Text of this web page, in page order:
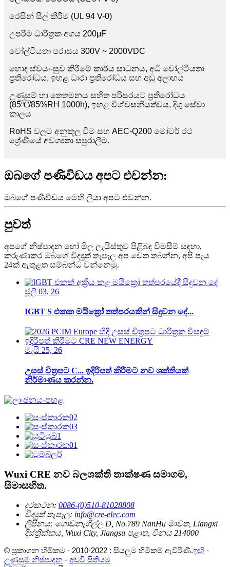
රෙසින් සීල් කිරීම (UL 94 V-0)
උපරිම ධාරිත්‍රක අගය 200μF
වෝල්ටීයතා පරාසය 300V ~ 2000VDC
හොඳ ස්වයං-සුව කිරීමේ කාර්ය සාධනය, අධි වෝල්ටීයතා
ප්‍රතිරෝධය, ඉහළ ධාරා ප්‍රතිරෝධය සහ අඩු අලාභය
උණුසුම් හා තෙතමනය සහිත පරිසරයට ප්‍රතිරෝධය
(85℃/85%RH 1000h), ඉහළ විශ්වසනීයත්වය, දිගු සේවා
කාලය
RoHS වලට අනුකූල වීම සහ AEC-Q200 මෝටර් රථ
ශ්‍රේණියේ අවශ්‍යතා සපුරාලීම.
ඔබගේ පණිවිඩය අපට එවන්න:
ඔබගේ පණිවිඩය මෙහි ලියා අපට එවන්න.
පුවත්
අපගේ නිෂ්පාදන හෝ මිල ලැයිස්තුව පිළිබඳ විමසීම් සඳහා,
කරුණාකර ඔබගේ විද්‍යුත් තැපෑල අප වෙත තබන්න, අපි පැය
24ක් ඇතුළත සම්බන්ධ වන්නෙමු.
ජූලි 03, 26
IGBT S එකක මයික්‍රෝ තත්පරයකින් සිදුවන දේ...
මැයි 25, 26
උසස් චිත්‍රපට C... ඉදිරිපත් කිරීමට නව ශක්තියක්
නිර්මාණය කරන්න.
Wuxi CRE නව බලශක්ති තාක්ෂණ සමාගම,
සීමාසහිත.
දුරකථන: 0086-(0)510-81028808
විද්‍යුත් තැපෑල: info@cre-elec.com
ලිපිනය: ගොඩනැගිල්ල D, No.789 NanHu මාවත, Liangxi
දිස්ත්‍රික්කය, Wuxi City, Jiangsu පළාත, චීනය 214000
© ප්‍රකාශන හිමිකම - 2010-2022 : සියලුම හිමිකම් ඇවිරිණි.ඉඟි -
උණුසුම් නිෂ්පාදන - අඩවි සිතියම